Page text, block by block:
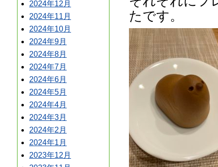
2024年12月
2024年11月
2024年10月
2024年9月
2024年8月
2024年7月
2024年6月
2024年5月
2024年4月
2024年3月
2024年2月
2024年1月
2023年12月
たです。